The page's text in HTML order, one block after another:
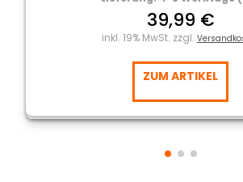
39,99 €
inkl. 19% MwSt. zzgl.
ZUM ARTIKEL